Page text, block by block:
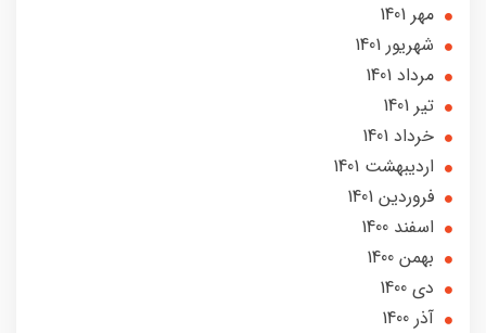
مهر 1401
شهریور 1401
مرداد 1401
تير 1401
خرداد 1401
ارديبهشت 1401
فروردین 1401
اسفند 1400
بهمن 1400
دی 1400
آذر 1400